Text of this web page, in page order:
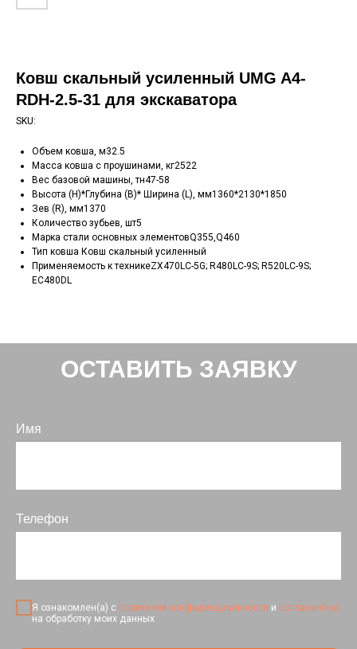
Ковш скальный усиленный UMG A4-
RDH-2.5-31 для экскаватора
SKU:
Объем ковша, м32.5
Масса ковша с проушинами, кг2522
Вес базовой машины, тн47-58
Высота (H)*Глубина (B)* Ширина (L), мм1360*2130*1850
Зев (R), мм1370
Количество зубьев, шт5
Марка стали основных элементовQ355,Q460
Тип ковша Ковш скальный усиленный
Применяемость к техникеZX470LC-5G; R480LC-9S; R520LC-9S;
EC480DL
ОСТАВИТЬ ЗАЯВКУ
Имя
Телефон
Я ознакомлен(а) с политикой конфиденциальности и согласен(на)
на обработку моих данных